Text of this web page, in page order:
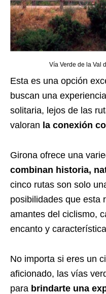
Vía Verde de la Val
Esta es una opción
buscan una
solitaria, lejos de las
valoran la conexión
Girona ofrece una
combinan historia,
cinco rutas son solo
posibilidades que esta
amantes del ciclismo,
encanto y
No importa si eres un
aficionado, las vías
para brindarte una